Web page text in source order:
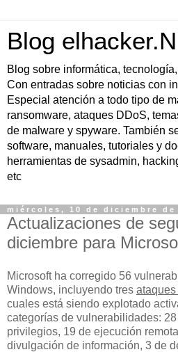
Blog
Blog sobre informática,
Con entradas sobre noticias con
Especial atención a todo tipo de
ransomware, ataques DDoS,
de malware y spyware. También
software, manuales, tutoriales y
herramientas de sysadmin,
etc
miércoles, 10 de diciembre de
Actualizaciones de
diciembre para
Microsoft ha corregido 56
Windows, incluyendo tres
cuales está siendo explotado
categorías de vulnerabilidades:
privilegios, 19 de ejecución
divulgación de información, 3 de